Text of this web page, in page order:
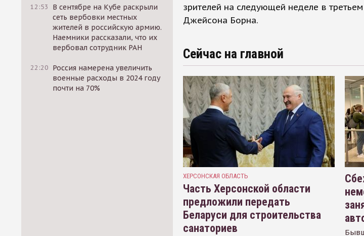
12:53
В сентябре на Кубе раскрыли
сеть вербовки местных
жителей в российскую армию.
Наемники рассказали, что их
вербовал сотрудник РАН
22:20 Россия намерена увеличить
военные расходы в 2024 году
почти на 70%
зрителей на следующей неделе в
Джейсона Борна.
Сейчас на главной
ХЕРСОНСКАЯ ОБЛАСТЬ
Часть Херсонской области
предложили передать
Беларуси для строительства
санаториев